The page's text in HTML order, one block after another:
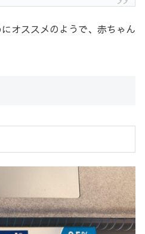
オススメのようで、赤ちゃん